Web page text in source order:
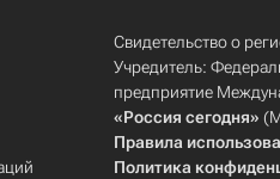
Свидетельство о
Учредитель:
предприятие
«Россия сегодня»
Правила
Политика